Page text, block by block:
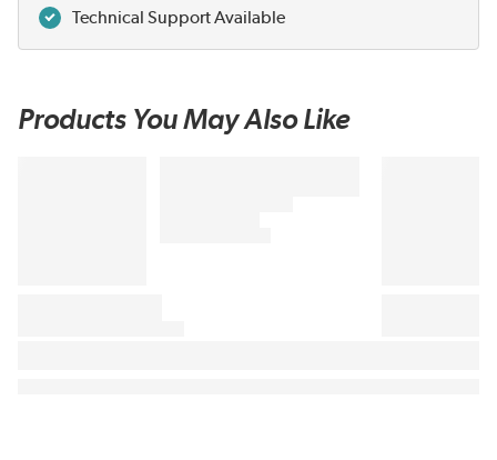
Technical Support Available
Products You May Also Like